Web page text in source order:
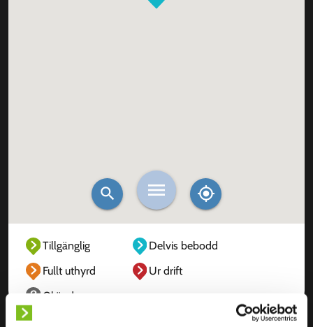
Tillgänglig
Delvis bebodd
Fullt uthyrd
Ur drift
Okänd